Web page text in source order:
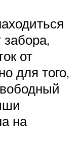
от
для того,
на